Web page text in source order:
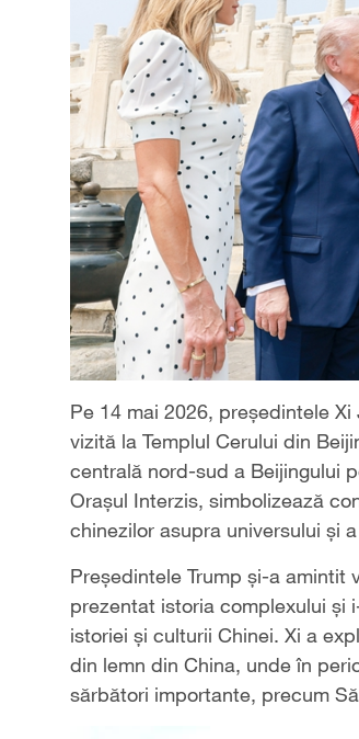
Pe 14 mai 2026, președintele
vizită la Templul Cerului din
centrală nord-sud a Beijingului
Orașul Interzis, simbolizează
chinezilor asupra universului și
Președintele Trump și-a amintit
prezentat istoria complexului și
istoriei și culturii Chinei. Xi a
din lemn din China, unde în
sărbători importante, precum